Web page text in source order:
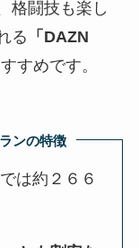
格闘技も楽し
る 「DAZN
すめです。
ンの特徴
は約２６６